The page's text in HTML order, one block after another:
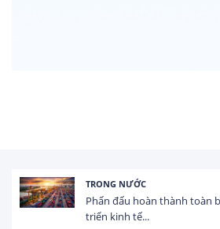
TRONG NƯỚC
Phấn đấu hoàn thành toàn
triển kinh tế...